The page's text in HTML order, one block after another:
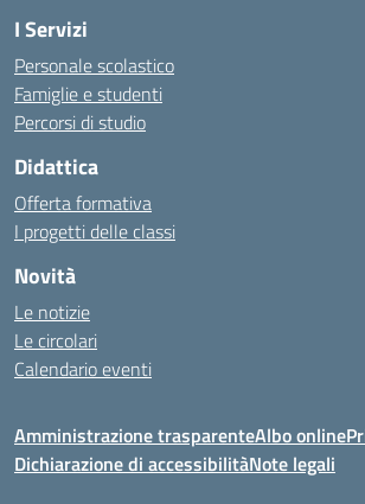
I Servizi
Personale scolastico
Famiglie e studenti
Percorsi di studio
Didattica
Offerta formativa
I progetti delle classi
Novità
Le notizie
Le circolari
Calendario eventi
Amministrazione trasparenteAlbo online
Dichiarazione di accessibilitàNote legali